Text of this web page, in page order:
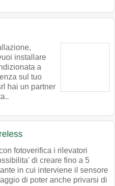
installare
a
sul tuo
hai un partner
fotoverifica i rilevatori
di creare fino a 5
in cui interviene il sensore
di poter anche privarsi di